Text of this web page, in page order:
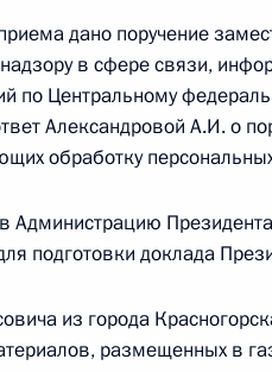
вторник
Федеральной
Президента
дано поручение
в сфере связи,
по Центральному
Александровой А.И. о
обработку
Администрацию
подготовки доклада
из города
размещенных в